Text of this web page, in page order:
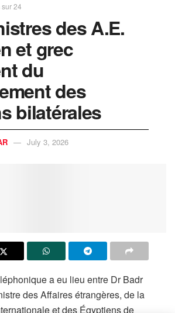
24
des A.E.
et grec
du
des
bilatérales
July 3, 2026
a eu lieu entre Dr Badr
des Affaires étrangères, de la
et des Égyptiens de